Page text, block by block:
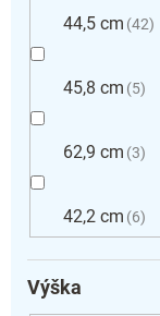
44,5 cm 42
45,8 cm 5
62,9 cm 3
42,2 cm 6
Výška